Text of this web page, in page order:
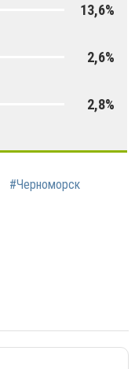
13,6%
2,6%
2,8%
#Черноморск